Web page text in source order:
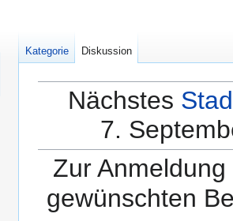
Nächstes
7.
Zur
gewünschten
Kategorie Diskussion